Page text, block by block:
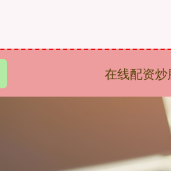
在线配资炒